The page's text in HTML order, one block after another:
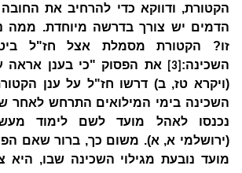
הקטורת, ודווקא כדי להרחיב את
הדמים יש צורך בדרשה מיוחדת. ממה
זו? הקטורת מסמלת אצל חז"ל
השכינה: [3]
את הפסוק "כי בענן אראה
(ויקרא טז, ב) דרשו חז"ל על ענן
השכינה בימי המילואים התרחש לאחר
נכנסו לאהל מועד לשם לימוד
(ירושלמי א, א). משום כך, ברור שאם
מועד נובעת מגילוי השכינה שבו, היא